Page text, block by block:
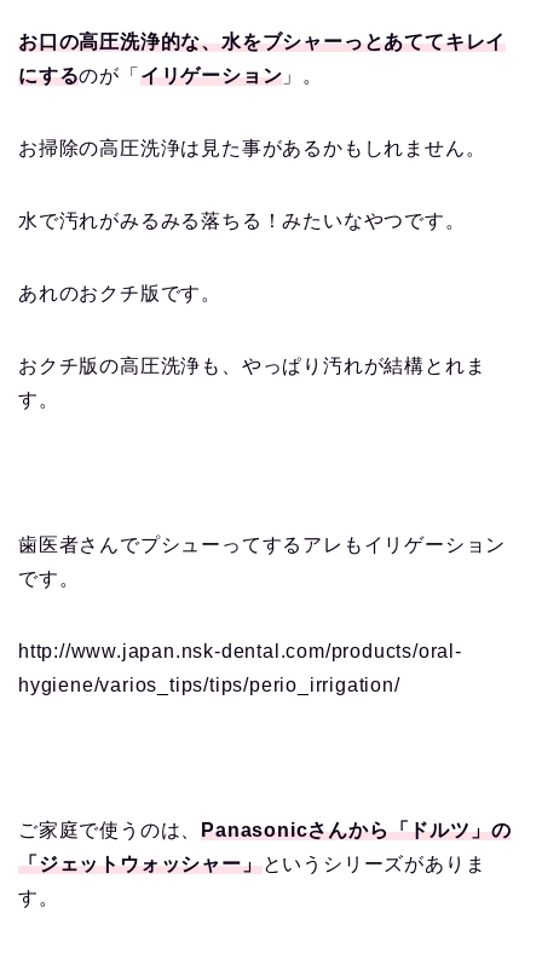
お口の高圧洗浄的な、水をブシャーっとあててキレイ
にするのが「 イリゲーション 」。
お掃除の高圧洗浄は見た事があるかもしれません。
水で汚れがみるみる落ちる！みたいなやつです。
あれのおクチ版です。
おクチ版の高圧洗浄も、やっぱり汚れが結構とれま
す。
歯医者さんでプシューってするアレもイリゲーション
です。
http://www.japan.nsk-dental.com/products/oral-
hygiene/varios_tips/tips/perio_irrigation/
ご家庭で使うのは、Panasonicさんから「ドルツ」の
「ジェットウォッシャー」というシリーズがありま
す。